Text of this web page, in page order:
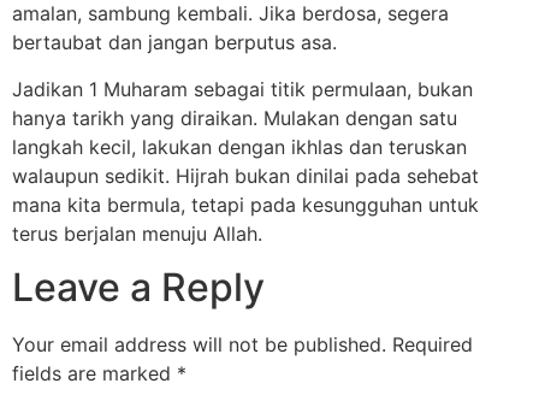
amalan, sambung kembali. Jika berdosa, segera
bertaubat dan jangan berputus asa.
Jadikan 1 Muharam sebagai titik permulaan, bukan
hanya tarikh yang diraikan. Mulakan dengan satu
langkah kecil, lakukan dengan ikhlas dan teruskan
walaupun sedikit. Hijrah bukan dinilai pada sehebat
mana kita bermula, tetapi pada kesungguhan untuk
terus berjalan menuju Allah.
Leave a Reply
Your email address will not be published. Required
fields are marked *